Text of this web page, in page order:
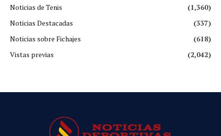
Noticias de Tenis
(1,360)
Noticias Destacadas
(337)
Noticias sobre Fichajes
(618)
Vistas previas
(2,042)